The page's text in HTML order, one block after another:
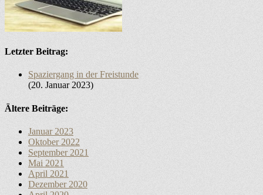
Letzter Beitrag:
Spaziergang in der Freistunde
20. Januar 2023
Ältere Beiträge:
Januar 2023
Oktober 2022
September 2021
Mai 2021
April 2021
Dezember 2020